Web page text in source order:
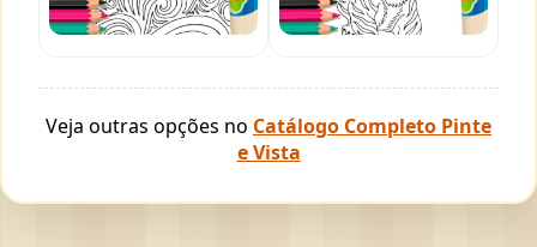
Veja outras opções no Catálogo Completo Pinte
e Vista